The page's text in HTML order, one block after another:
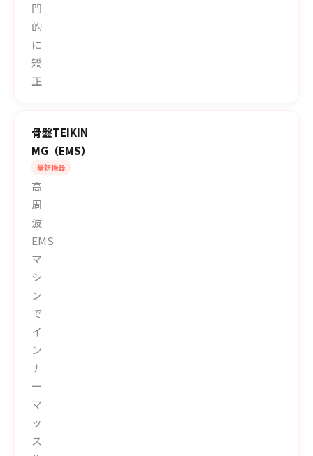
門
的
に
矯
正
骨盤TEIKIN
MG（EMS）
最新機器
高
周
波
EMS
マ
シ
ン
で
イ
ン
ナ
ー
マ
ッ
ス